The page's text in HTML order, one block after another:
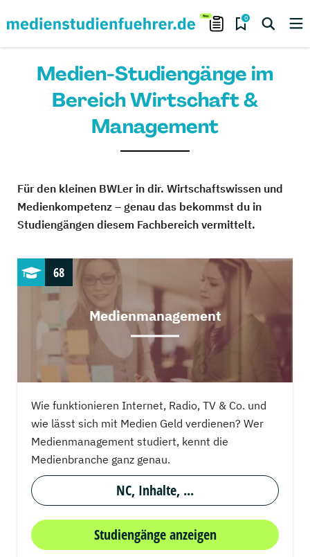
0
Medien-Studiengänge im
Bereich Wirtschaft &
Management
Für den kleinen BWLer in dir. Wirtschaftswissen und
Medienkompetenz – genau das bekommst du in
Studiengängen diesem Fachbereich vermittelt.
Medienmanagement
68
Wie funktionieren Internet, Radio, TV & Co. und
wie lässt sich mit Medien Geld verdienen? Wer
Medienmanagement studiert, kennt die
Medienbranche ganz genau.
NC, Inhalte, ...
Studiengänge anzeigen